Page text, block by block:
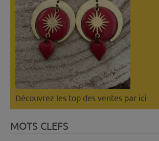
Découvrez les top des ventes par ici
MOTS CLEFS